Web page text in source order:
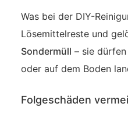
Was bei der DIY-
Lösemittelreste und
Sondermüll – sie
oder auf dem Boden
Folgeschäden